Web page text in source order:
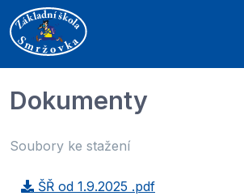
Dokumenty
Soubory ke stažení
ŠŘ od 1.9.2025 .pdf